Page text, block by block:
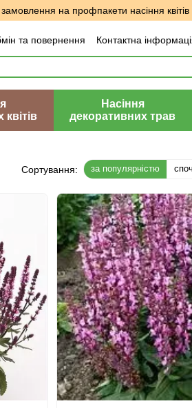
на профпакети насіння
та повернення Контактна
квітів
Насіння
декоративних трав
Сортування: за популярністю